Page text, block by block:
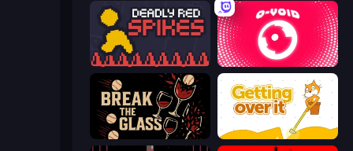
Deadly Red Spikes O-VOID
Break the Glass Getting Over It